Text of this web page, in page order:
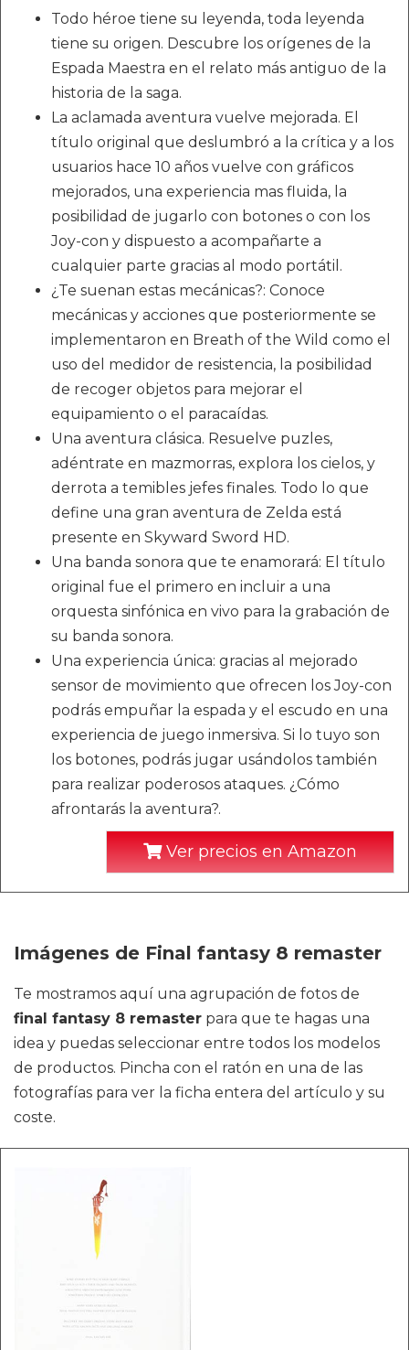
Todo héroe tiene su leyenda, toda leyenda
tiene su origen. Descubre los orígenes de la
Espada Maestra en el relato más antiguo de la
historia de la saga.
La aclamada aventura vuelve mejorada. El
título original que deslumbró a la crítica y a los
usuarios hace 10 años vuelve con gráficos
mejorados, una experiencia mas fluida, la
posibilidad de jugarlo con botones o con los
Joy-con y dispuesto a acompañarte a
cualquier parte gracias al modo portátil.
¿Te suenan estas mecánicas?: Conoce
mecánicas y acciones que posteriormente se
implementaron en Breath of the Wild como el
uso del medidor de resistencia, la posibilidad
de recoger objetos para mejorar el
equipamiento o el paracaídas.
Una aventura clásica. Resuelve puzles,
adéntrate en mazmorras, explora los cielos, y
derrota a temibles jefes finales. Todo lo que
define una gran aventura de Zelda está
presente en Skyward Sword HD.
Una banda sonora que te enamorará: El título
original fue el primero en incluir a una
orquesta sinfónica en vivo para la grabación de
su banda sonora.
Una experiencia única: gracias al mejorado
sensor de movimiento que ofrecen los Joy-con
podrás empuñar la espada y el escudo en una
experiencia de juego inmersiva. Si lo tuyo son
los botones, podrás jugar usándolos también
para realizar poderosos ataques. ¿Cómo
afrontarás la aventura?.
Ver precios en Amazon
Imágenes de Final fantasy 8 remaster
Te mostramos aquí una agrupación de fotos de
final fantasy 8 remaster para que te hagas una
idea y puedas seleccionar entre todos los modelos
de productos. Pincha con el ratón en una de las
fotografías para ver la ficha entera del artículo y su
coste.